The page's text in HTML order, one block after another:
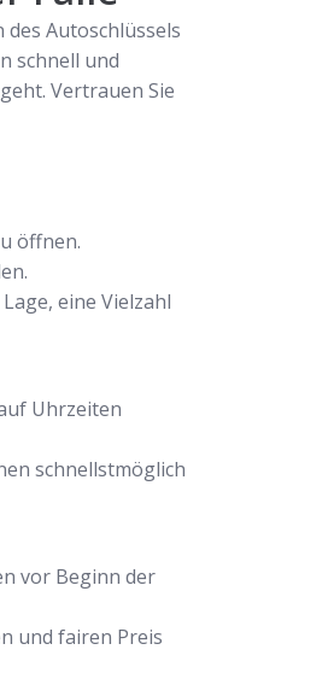
Autoschlüssels
schnell und
Vertrauen Sie
öffnen.
eine Vielzahl
Uhrzeiten
schnellstmöglich
vor Beginn der
und fairen Preis